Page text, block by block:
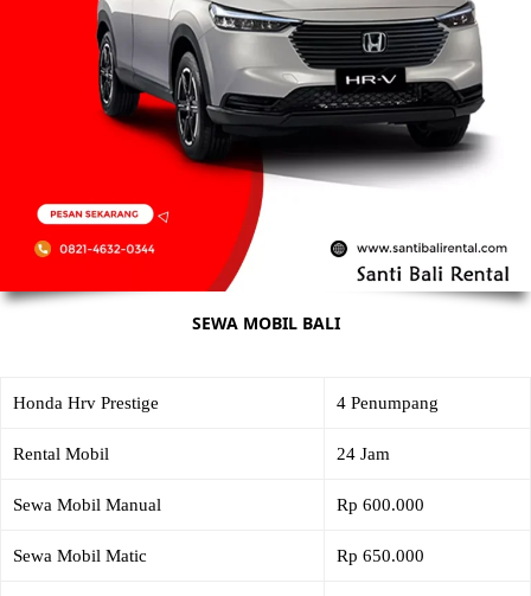
SEWA MOBIL BALI
Honda Hrv Prestige 4 Penumpang
Rental Mobil 24 Jam
Sewa Mobil Manual Rp 600.000
Sewa Mobil Matic Rp 650.000